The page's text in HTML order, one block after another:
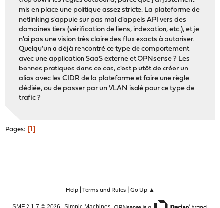
mis en place une politique assez stricte. La plateforme de
netlinking s'appuie sur pas mal d'appels API vers des
domaines tiers (vérification de liens, indexation, etc.), et je
n'ai pas une vision très claire des flux exacts à autoriser.
Quelqu'un a déjà rencontré ce type de comportement
avec une application SaaS externe et OPNsense ? Les
bonnes pratiques dans ce cas, c'est plutôt de créer un
alias avec les CIDR de la plateforme et faire une règle
dédiée, ou de passer par un VLAN isolé pour ce type de
trafic ?
Pages 1
Help| Terms and Rules| Go Up ▲
SMF 2.1.7 © 2026 Simple Machines